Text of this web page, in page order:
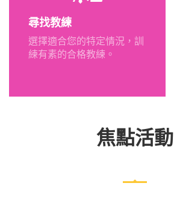
尋找教練
選擇適合您的特定情況，訓
練有素的合格教練。
焦點活動